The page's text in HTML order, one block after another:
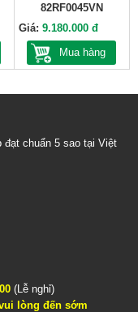
82RF0045VN
Giá: 9.180.000 đ
Mua hàng
đạt chuẩn 5 sao tại Việt
(Lễ nghỉ)
lòng đến sớm